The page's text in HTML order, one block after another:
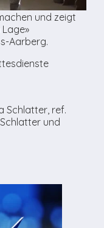
und zeigt
Aarberg.
Schlatter, ref.
und